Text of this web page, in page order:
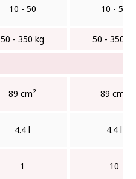
10 - 50 10 - 50
50 - 350 kg 50 - 350 kg
89 cm² 89 cm²
4.4 l 4.4 l
1 10